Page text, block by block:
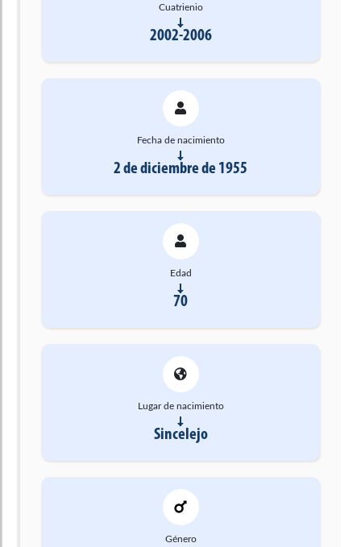
Cuatrienio
2002-2006
Fecha de nacimiento
2 de diciembre de 1955
Edad
70
Lugar de nacimiento
Sincelejo
Género